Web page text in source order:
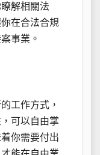
解相關法
在合法合規
事業。
工作方式，
可以自由掌
你需要付出